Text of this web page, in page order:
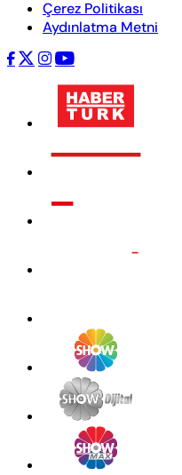
Çerez Politikası
Aydınlatma Metni